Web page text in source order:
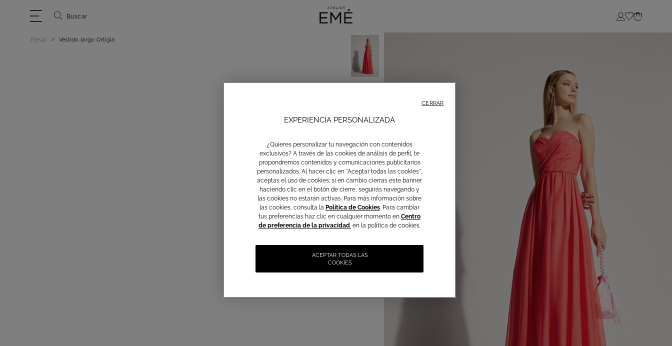
Buscar Login
Fiesta > Vestido largo Ortigia
EXPERIENCIA PERSONALIZADA
¿Quieres personalizar tu navegación con contenidos
exclusivos? A través de las cookies de análisis de perfil, te
propondremos contenidos y comunicaciones publicitarios
personalizados. Al hacer clic en "Aceptar todas las cookies",
aceptas el uso de cookies; si en cambio cierras este banner
haciendo clic en el botón de cierre, seguirás navegando y
las cookies no estarán activas. Para más información sobre
las cookies, consulta la Política de Cookies. Para cambiar
tus preferencias haz clic en cualquier momento en Centro
de preferencia de la privacidad en la política de cookies.
ACEPTAR TODAS LAS
COOKIES
CERRAR